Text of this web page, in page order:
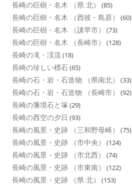
長崎の巨樹・名木 （県 北） (85)
長崎の巨樹・名木 （西彼・島原） (60)
長崎の巨樹・名木 （諌早市） (73)
長崎の巨樹・名木 （長崎市） (128)
長崎の滝・渓流(18)
長崎の珍しい標石(65)
長崎の石・岩・石造物 （県南北） (33)
長崎の石・岩・石造物 （長崎市） (92)
長崎の藩境石と塚 (29)
長崎の西空の夕日 (93)
長崎の風景・史跡 （三和野母崎） (75)
長崎の風景・史跡 （市中央） (124)
長崎の風景・史跡 （市北西） (74)
長崎の風景・史跡 （市東南） (122)
長崎の風景・史跡 （県 北） (153)